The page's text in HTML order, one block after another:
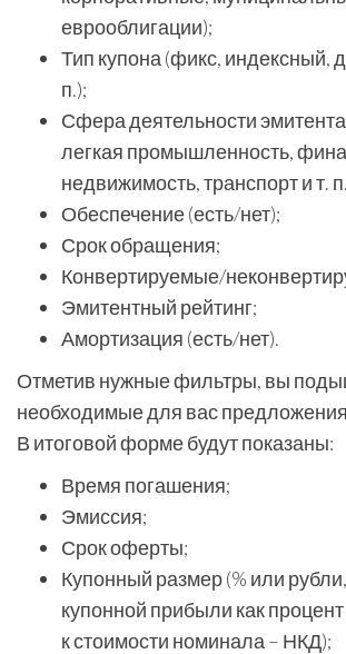
еврооблигации);
Тип купона (фикс, индексный,
п.);
Сфера деятельности
легкая промышленность,
недвижимость, транспорт и т.
Обеспечение (есть/нет);
Срок обращения;
Конвертируемые/
Эмитентный рейтинг;
Амортизация (есть/нет).
Отметив нужные фильтры, вы
необходимые для вас
В итоговой форме будут показаны:
Время погашения;
Эмиссия;
Срок оферты;
Купонный размер (% или
купонной прибыли как
к стоимости номинала – НКД);